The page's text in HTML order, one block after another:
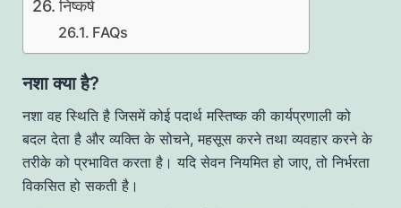
निष्कर्ष
FAQs
नशा क्या है?
नशा वह स्थिति है जिसमें कोई पदार्थ मस्तिष्क की कार्यप्रणाली को
बदल देता है और व्यक्ति के सोचने, महसूस करने तथा व्यवहार करने के
तरीके को प्रभावित करता है। यदि सेवन नियमित हो जाए, तो निर्भरता
विकसित हो सकती है।